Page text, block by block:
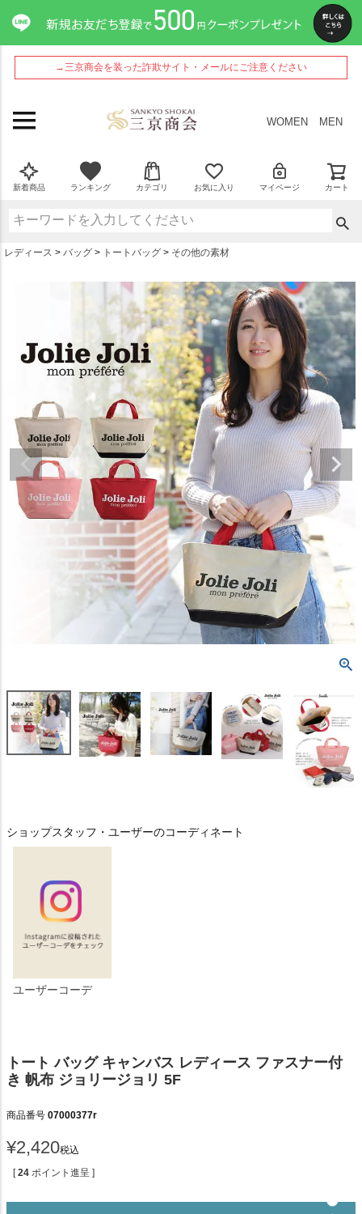
→三京商会を装った詐欺サイト・メールにご注意ください
WOMEN MEN
新着商品 ランキング カテゴリ お気に入り マイページ カート
レディース バッグ トートバッグ その他の素材
ショップスタッフ・ユーザーのコーディネート
ユーザーコーデ
トート バッグ キャンバス レディース ファスナー付
き 帆布 ジョリージョリ 5F
商品番号 07000377r
¥2,420税込
[ 24 ポイント進呈 ]
ペー
ジト
ップ
へ